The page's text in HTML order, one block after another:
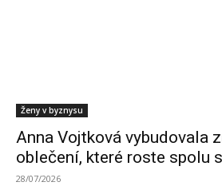
Ženy v byznysu
Anna Vojtková vybudovala
oblečení, které roste spolu
28/07/2026